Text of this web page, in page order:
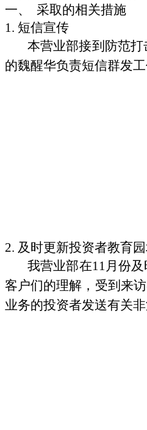
一、
采取的相关措施
1. 短信宣传
本营业部接到防范
的魏醒华负责短信群发
2. 及时更新投资者教育
我营业部在11 月份
客户们的理解，受到来
业务的投资者发送有关